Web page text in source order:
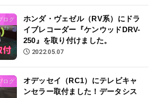
ログ
ホンダ・ヴェゼル（RV系）にドラ
イブレコーダー『ケンウッドDRV-
250』を取り付けました。
2022.05.07
ログ
オデッセイ（RC1）にテレビキャ
ンセラー取付ました！データシス